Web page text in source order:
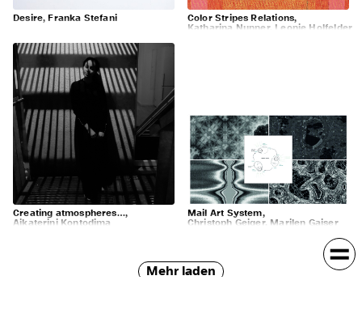
Desire, Franka Stefani Color Stripes Relations,
Katharina Nunner, Leonie Holfelder
Creating atmospheres…,
Aikaterini Kontodima
Mail Art System,
Christoph Geiger, Marilen Gaiser
Mehr laden